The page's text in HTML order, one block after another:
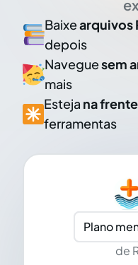
Baixearquivos
depois
Naveguesem
mais
Esteja na frente
ferramentas
Plano
de